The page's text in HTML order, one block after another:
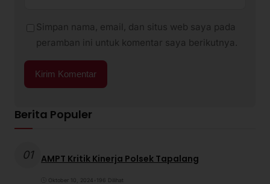
Simpan nama, email, dan situs web saya pada
peramban ini untuk komentar saya berikutnya.
Berita Populer
01 AMPT Kritik Kinerja Polsek Tapalang
Oktober 10, 2024 196 Dilihat